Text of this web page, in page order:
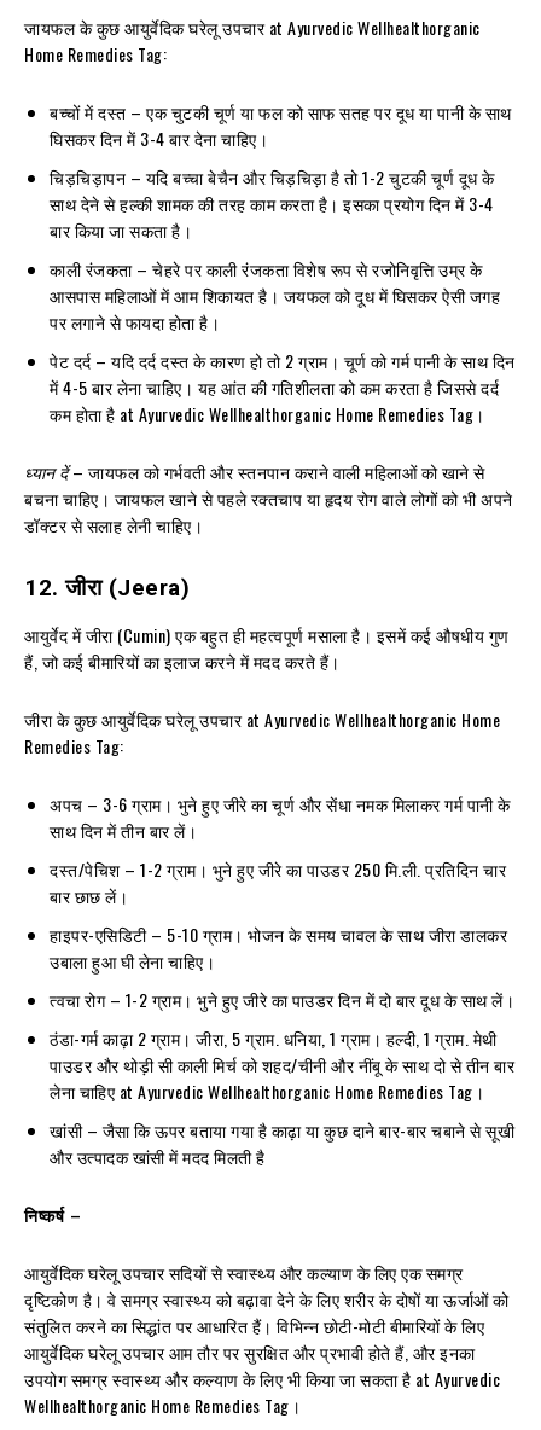
जायफल के कुछ आयुर्वेदिक घरेलू उपचार at Ayurvedic Wellhealthorganic
Home Remedies Tag:
बच्चों में दस्त – एक चुटकी चूर्ण या फल को साफ सतह पर दूध या पानी के साथ
घिसकर दिन में 3-4 बार देना चाहिए।
चिड़चिड़ापन – यदि बच्चा बेचैन और चिड़चिड़ा है तो 1-2 चुटकी चूर्ण दूध के
साथ देने से हल्की शामक की तरह काम करता है। इसका प्रयोग दिन में 3-4
बार किया जा सकता है।
काली रंजकता – चेहरे पर काली रंजकता विशेष रूप से रजोनिवृत्ति उम्र के
आसपास महिलाओं में आम शिकायत है। जयफल को दूध में घिसकर ऐसी जगह
पर लगाने से फायदा होता है।
पेट दर्द – यदि दर्द दस्त के कारण हो तो 2 ग्राम। चूर्ण को गर्म पानी के साथ दिन
में 4-5 बार लेना चाहिए। यह आंत की गतिशीलता को कम करता है जिससे दर्द
कम होता है at Ayurvedic Wellhealthorganic Home Remedies Tag।
ध्यान दें – जायफल को गर्भवती और स्तनपान कराने वाली महिलाओं को खाने से
बचना चाहिए। जायफल खाने से पहले रक्तचाप या हृदय रोग वाले लोगों को भी अपने
डॉक्टर से सलाह लेनी चाहिए।
12.जीरा (Jeera)
आयुर्वेद में जीरा (Cumin) एक बहुत ही महत्वपूर्ण मसाला है। इसमें कई औषधीय गुण
हैं, जो कई बीमारियों का इलाज करने में मदद करते हैं।
जीरा के कुछ आयुर्वेदिक घरेलू उपचार at Ayurvedic Wellhealthorganic Home
Remedies Tag:
अपच – 3-6 ग्राम। भुने हुए जीरे का चूर्ण और सेंधा नमक मिलाकर गर्म पानी के
साथ दिन में तीन बार लें।
दस्त/पेचिश – 1-2 ग्राम। भुने हुए जीरे का पाउडर 250 मि.ली. प्रतिदिन चार
बार छाछ लें।
हाइपर-एसिडिटी – 5-10 ग्राम। भोजन के समय चावल के साथ जीरा डालकर
उबाला हुआ घी लेना चाहिए।
त्वचा रोग – 1-2 ग्राम। भुने हुए जीरे का पाउडर दिन में दो बार दूध के साथ लें।
ठंडा-गर्म काढ़ा 2 ग्राम। जीरा, 5 ग्राम. धनिया, 1 ग्राम। हल्दी, 1 ग्राम. मेथी
पाउडर और थोड़ी सी काली मिर्च को शहद/चीनी और नींबू के साथ दो से तीन बार
लेना चाहिए at Ayurvedic Wellhealthorganic Home Remedies Tag।
खांसी – जैसा कि ऊपर बताया गया है काढ़ा या कुछ दाने बार-बार चबाने से सूखी
और उत्पादक खांसी में मदद मिलती है
निष्कर्ष –
आयुर्वेदिक घरेलू उपचार सदियों से स्वास्थ्य और कल्याण के लिए एक समग्र
दृष्टिकोण है। वे समग्र स्वास्थ्य को बढ़ावा देने के लिए शरीर के दोषों या ऊर्जाओं को
संतुलित करने का सिद्धांत पर आधारित हैं। विभिन्न छोटी-मोटी बीमारियों के लिए
आयुर्वेदिक घरेलू उपचार आम तौर पर सुरक्षित और प्रभावी होते हैं, और इनका
उपयोग समग्र स्वास्थ्य और कल्याण के लिए भी किया जा सकता है at Ayurvedic
Wellhealthorganic Home Remedies Tag।